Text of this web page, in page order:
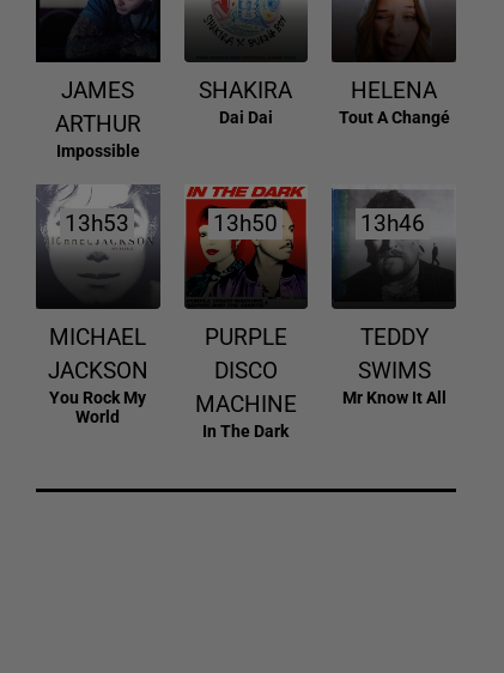
JAMES
ARTHUR
Impossible
SHAKIRA
Dai Dai
HELENA
Tout A Changé
13h53
13h53
MICHAEL
JACKSON
You Rock My
World
13h50
13h50
PURPLE
DISCO
MACHINE
In The Dark
13h46
13h46
TEDDY
SWIMS
Mr Know It All